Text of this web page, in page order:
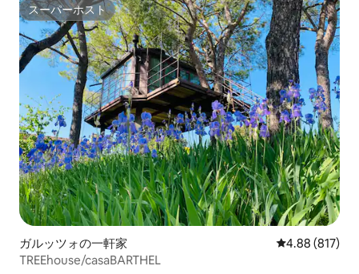
スーパーホスト
スーパーホスト
ガルッツォの一軒家 レビュー817
4.88 (817)
TREEhouse/casaBARTHEL